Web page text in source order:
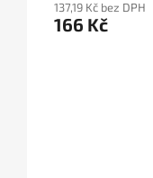
137,19 Kč bez DPH
166 Kč